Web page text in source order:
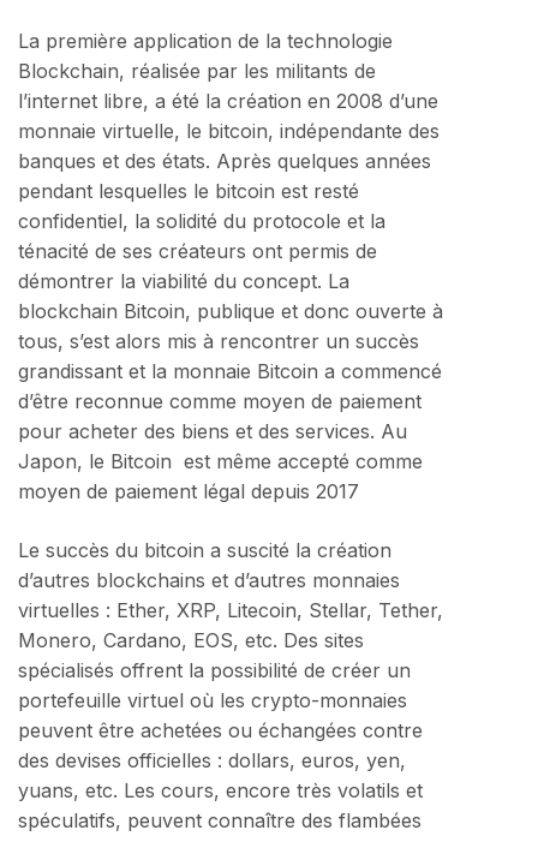
La première application de la technologie
Blockchain, réalisée par les militants de
l’internet libre, a été la création en 2008 d’une
monnaie virtuelle, le bitcoin, indépendante des
banques et des états. Après quelques années
pendant lesquelles le bitcoin est resté
confidentiel, la solidité du protocole et la
ténacité de ses créateurs ont permis de
démontrer la viabilité du concept. La
blockchain Bitcoin, publique et donc ouverte à
tous, s’est alors mis à rencontrer un succès
grandissant et la monnaie Bitcoin a commencé
d’être reconnue comme moyen de paiement
pour acheter des biens et des services. Au
Japon, le Bitcoin est même accepté comme
moyen de paiement légal depuis 2017
Le succès du bitcoin a suscité la création
d’autres blockchains et d’autres monnaies
virtuelles : Ether, XRP, Litecoin, Stellar, Tether,
Monero, Cardano, EOS, etc. Des sites
spécialisés offrent la possibilité de créer un
portefeuille virtuel où les crypto-monnaies
peuvent être achetées ou échangées contre
des devises officielles : dollars, euros, yen,
yuans, etc. Les cours, encore très volatils et
spéculatifs, peuvent connaître des flambées